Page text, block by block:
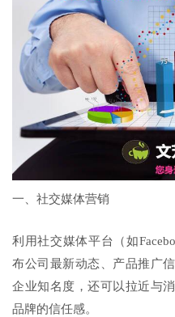
一、社交媒体营销
利用社交媒体平台（如
布公司最新动态、产品推广
企业知名度，还可以拉近与
品牌的信任感。